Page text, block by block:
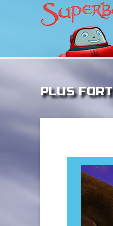
PLUS